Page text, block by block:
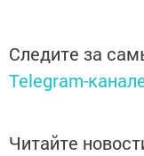
Следите за
Telegram-
Читайте